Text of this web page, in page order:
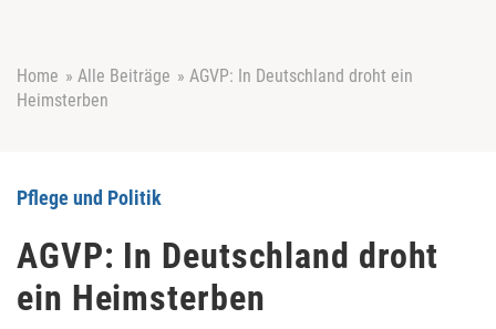
Home » Alle Beiträge » AGVP: In Deutschland droht ein
Heimsterben
Pflege und Politik
AGVP: In Deutschland droht
ein Heimsterben